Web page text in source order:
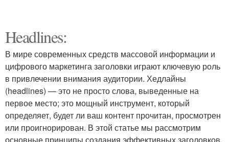
Headlines:
В мире современных средств массовой информации и
цифрового маркетинга заголовки играют ключевую роль
в привлечении внимания аудитории. Хедлайны
(headlines) — это не просто слова, выведенные на
первое место; это мощный инструмент, который
определяет, будет ли ваш контент прочитан, просмотрен
или проигнорирован. В этой статье мы рассмотрим